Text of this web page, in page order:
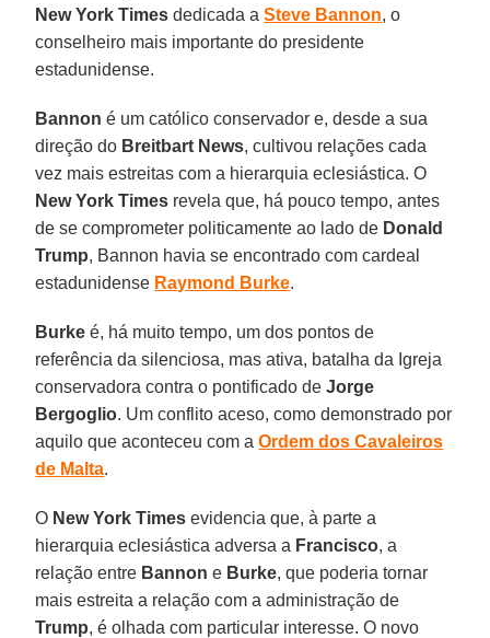
New York Times dedicada aSteve Bannon, o
conselheiro mais importante do presidente
estadunidense.
Bannon é um católico conservador e, desde a sua
direção do Breitbart News, cultivou relações cada
vez mais estreitas com a hierarquia eclesiástica. O
New York Times revela que, há pouco tempo, antes
de se comprometer politicamente ao lado de Donald
Trump, Bannon havia se encontrado com cardeal
estadunidense Raymond Burke.
Burke é, há muito tempo, um dos pontos de
referência da silenciosa, mas ativa, batalha da Igreja
conservadora contra o pontificado deJorge
Bergoglio. Um conflito aceso, como demonstrado por
aquilo que aconteceu com aOrdem dos Cavaleiros
de Malta.
O New York Times evidencia que, à parte a
hierarquia eclesiástica adversa a Francisco, a
relação entre Bannon e Burke, que poderia tornar
mais estreita a relação com a administração de
Trump, é olhada com particular interesse. O novo